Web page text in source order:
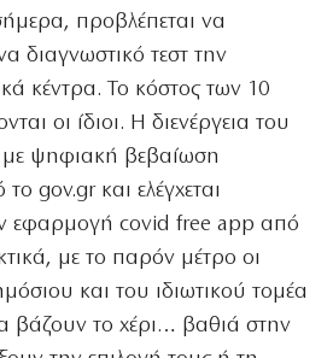
προβλέπεται να
διαγνωστικό τεστ την
κέντρα. Το κόστος των 10
οι ίδιοι. Η διενέργεια του
με ψηφιακή βεβαίωση
gov.gr και ελέγχεται
εφαρμογή covid free app από
με το παρόν μέτρο οι
και του ιδιωτικού τομέα
βάζουν το χέρι… βαθιά στην